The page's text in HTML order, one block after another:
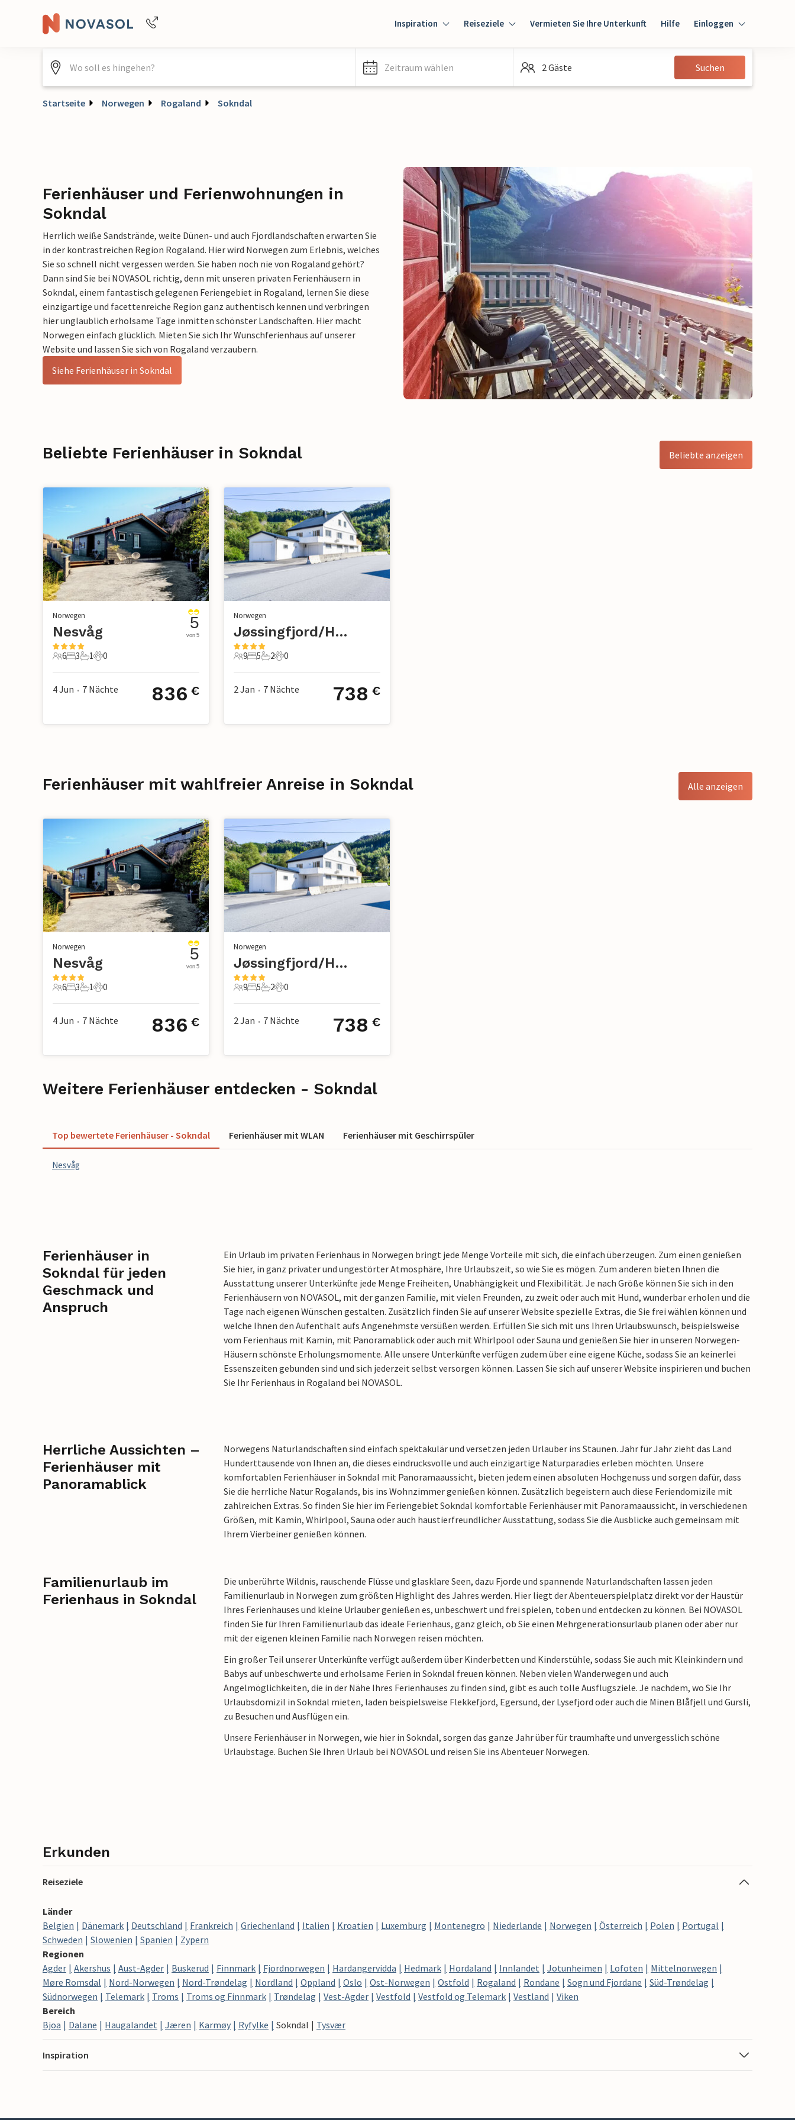
+4940688715475
Inspiration Reiseziele Vermieten Sie Ihre Unterkunft Hilfe Einloggen
Einloggen
Gast
Zeitraum wählen 2 Gäste Suchen
Startseite Norwegen Rogaland Sokndal
Ferienhäuser und Ferienwohnungen in
Sokndal
Herrlich weiße Sandstrände, weite Dünen- und auch Fjordlandschaften erwarten Sie
in der kontrastreichen Region Rogaland. Hier wird Norwegen zum Erlebnis, welches
Sie so schnell nicht vergessen werden. Sie haben noch nie von Rogaland gehört?
Dann sind Sie bei NOVASOL richtig, denn mit unseren privaten Ferienhäusern in
Sokndal, einem fantastisch gelegenen Feriengebiet in Rogaland, lernen Sie diese
einzigartige und facettenreiche Region ganz authentisch kennen und verbringen
hier unglaublich erholsame Tage inmitten schönster Landschaften. Hier macht
Norwegen einfach glücklich. Mieten Sie sich Ihr Wunschferienhaus auf unserer
Website und lassen Sie sich von Rogaland verzaubern.
Siehe Ferienhäuser in Sokndal
Beliebte Ferienhäuser in Sokndal Beliebte anzeigen
Norwegen
Nesvåg
6 Gäste
6
3 Schlafzimmer
3
1 Badezimmer
1
0 Haustiere
0
5
von 5
4 Jun • 7 Nächte 836 €
Norwegen
Jøssingfjord/Hauge i Dalane
9 Gäste
9
5 Schlafzimmer
5
2 Badezimmer
2
0 Haustiere
0
2 Jan • 7 Nächte 738 €
Ferienhäuser mit wahlfreier Anreise in Sokndal Alle anzeigen
Norwegen
Nesvåg
6 Gäste
6
3 Schlafzimmer
3
1 Badezimmer
1
0 Haustiere
0
5
von 5
4 Jun • 7 Nächte 836 €
Norwegen
Jøssingfjord/Hauge i Dalane
9 Gäste
9
5 Schlafzimmer
5
2 Badezimmer
2
0 Haustiere
0
2 Jan • 7 Nächte 738 €
Weitere Ferienhäuser entdecken - Sokndal
Top bewertete Ferienhäuser - Sokndal Ferienhäuser mit WLAN Ferienhäuser mit Geschirrspüler
Nesvåg
Ferienhäuser in
Sokndal für jeden
Geschmack und
Anspruch
Ein Urlaub im privaten Ferienhaus in Norwegen bringt jede Menge Vorteile mit sich, die einfach überzeugen. Zum einen genießen
Sie hier, in ganz privater und ungestörter Atmosphäre, Ihre Urlaubszeit, so wie Sie es mögen. Zum anderen bieten Ihnen die
Ausstattung unserer Unterkünfte jede Menge Freiheiten, Unabhängigkeit und Flexibilität. Je nach Größe können Sie sich in den
Ferienhäusern von NOVASOL, mit der ganzen Familie, mit vielen Freunden, zu zweit oder auch mit Hund, wunderbar erholen und die
Tage nach eigenen Wünschen gestalten. Zusätzlich finden Sie auf unserer Website spezielle Extras, die Sie frei wählen können und
welche Ihnen den Aufenthalt aufs Angenehmste versüßen werden. Erfüllen Sie sich mit uns Ihren Urlaubswunsch, beispielsweise
vom Ferienhaus mit Kamin, mit Panoramablick oder auch mit Whirlpool oder Sauna und genießen Sie hier in unseren Norwegen-
Häusern schönste Erholungsmomente. Alle unsere Unterkünfte verfügen zudem über eine eigene Küche, sodass Sie an keinerlei
Essenszeiten gebunden sind und sich jederzeit selbst versorgen können. Lassen Sie sich auf unserer Website inspirieren und buchen
Sie Ihr Ferienhaus in Rogaland bei NOVASOL.
Herrliche Aussichten –
Ferienhäuser mit
Panoramablick
Norwegens Naturlandschaften sind einfach spektakulär und versetzen jeden Urlauber ins Staunen. Jahr für Jahr zieht das Land
Hunderttausende von Ihnen an, die dieses eindrucksvolle und auch einzigartige Naturparadies erleben möchten. Unsere
komfortablen Ferienhäuser in Sokndal mit Panoramaaussicht, bieten jedem einen absoluten Hochgenuss und sorgen dafür, dass
Sie die herrliche Natur Rogalands, bis ins Wohnzimmer genießen können. Zusätzlich begeistern auch diese Feriendomizile mit
zahlreichen Extras. So finden Sie hier im Feriengebiet Sokndal komfortable Ferienhäuser mit Panoramaaussicht, in verschiedenen
Größen, mit Kamin, Whirlpool, Sauna oder auch haustierfreundlicher Ausstattung, sodass Sie die Ausblicke auch gemeinsam mit
Ihrem Vierbeiner genießen können.
Familienurlaub im
Ferienhaus in Sokndal
Die unberührte Wildnis, rauschende Flüsse und glasklare Seen, dazu Fjorde und spannende Naturlandschaften lassen jeden
Familienurlaub in Norwegen zum größten Highlight des Jahres werden. Hier liegt der Abenteuerspielplatz direkt vor der Haustür
Ihres Ferienhauses und kleine Urlauber genießen es, unbeschwert und frei spielen, toben und entdecken zu können. Bei NOVASOL
finden Sie für Ihren Familienurlaub das ideale Ferienhaus, ganz gleich, ob Sie einen Mehrgenerationsurlaub planen oder aber nur
mit der eigenen kleinen Familie nach Norwegen reisen möchten.
Ein großer Teil unserer Unterkünfte verfügt außerdem über Kinderbetten und Kinderstühle, sodass Sie auch mit Kleinkindern und
Babys auf unbeschwerte und erholsame Ferien in Sokndal freuen können. Neben vielen Wanderwegen und auch
Angelmöglichkeiten, die in der Nähe Ihres Ferienhauses zu finden sind, gibt es auch tolle Ausflugsziele. Je nachdem, wo Sie Ihr
Urlaubsdomizil in Sokndal mieten, laden beispielsweise Flekkefjord, Egersund, der Lysefjord oder auch die Minen Blåfjell und Gursli,
zu Besuchen und Ausflügen ein.
Unsere Ferienhäuser in Norwegen, wie hier in Sokndal, sorgen das ganze Jahr über für traumhafte und unvergesslich schöne
Urlaubstage. Buchen Sie Ihren Urlaub bei NOVASOL und reisen Sie ins Abenteuer Norwegen.
Erkunden
Reiseziele
Länder
Belgien
Dänemark Deutschland Frankreich Griechenland Italien Kroatien Luxemburg Montenegro Niederlande Norwegen Österreich Polen
Portugal
Schweden
Slowenien Spanien
Zypern
Regionen
Agder
Akershus Aust-Agder Buskerud Finnmark Fjordnorwegen Hardangervidda Hedmark Hordaland Innlandet Jotunheimen Lofoten
Mittelnorwegen
Møre Romsdal
Nord-Norwegen Nord-Trøndelag Nordland Oppland Oslo Ost-Norwegen Ostfold Rogaland Rondane Sogn und Fjordane
Süd-Trøndelag
Südnorwegen
Telemark Troms Troms og Finnmark Trøndelag Vest-Agder Vestfold Vestfold og Telemark Vestland
Viken
Bereich
Bjoa
Dalane Haugalandet Jæren Karmøy Ryfylke Sokndal Tysvær
Inspiration